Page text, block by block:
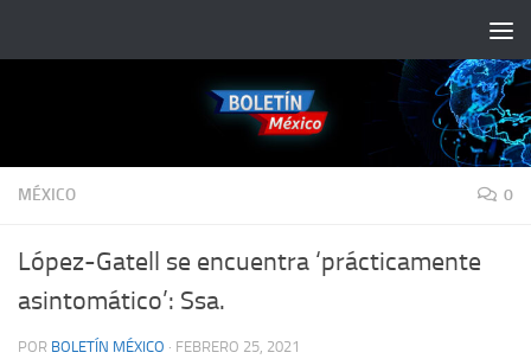
MÉXICO 0
López-Gatell se encuentra ‘prácticamente
asintomático’: Ssa.
POR BOLETÍN MÉXICO · FEBRERO 25, 2021